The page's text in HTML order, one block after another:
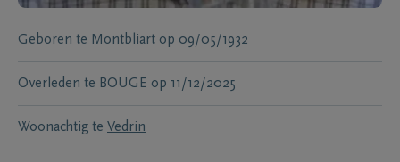
Geboren te Montbliart op 09/05/1932
Overleden te BOUGE op 11/12/2025
Woonachtig te Vedrin